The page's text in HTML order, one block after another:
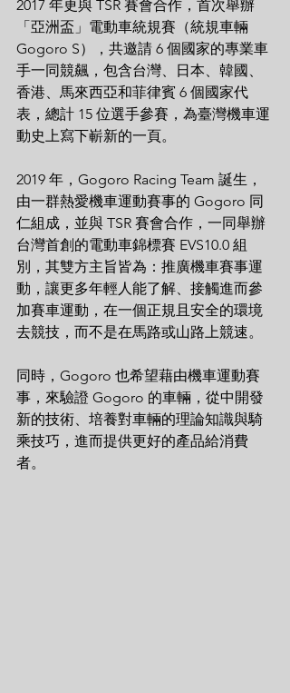
2017 年更與 TSR 賽會合作，首次舉辦
「亞洲盃」電動車統規賽（統規車輛
Gogoro S），共邀請 6 個國家的專業車
手一同競飆，包含台灣、日本、韓國、
香港、馬來西亞和菲律賓 6 個國家代
表，總計 15 位選手參賽，為臺灣機車運
動史上寫下嶄新的一頁。
2019 年，Gogoro Racing Team 誕生，
由一群熱愛機車運動賽事的 Gogoro 同
仁組成，並與 TSR 賽會合作，一同舉辦
台灣首創的電動車錦標賽 EVS10.0 組
別，其雙方主旨皆為：推廣機車賽事運
動，讓更多年輕人能了解、接觸進而參
加賽車運動，在一個正規且安全的環境
去競技，而不是在馬路或山路上競速。
同時，Gogoro 也希望藉由機車運動賽
事，來驗證 Gogoro 的車輛，從中開發
新的技術、培養對車輛的理論知識與騎
乘技巧，進而提供更好的產品給消費
者。